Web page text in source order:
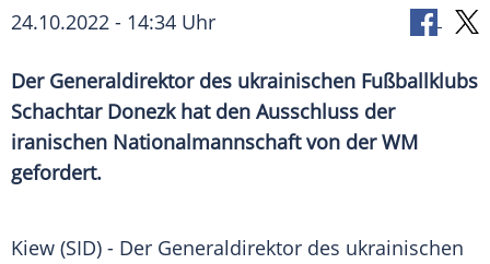
24.10.2022 - 14:34 Uhr
Der Generaldirektor des ukrainischen Fußballklubs
Schachtar Donezk hat den Ausschluss der
iranischen Nationalmannschaft von der WM
gefordert.
Kiew (SID) - Der Generaldirektor des ukrainischen